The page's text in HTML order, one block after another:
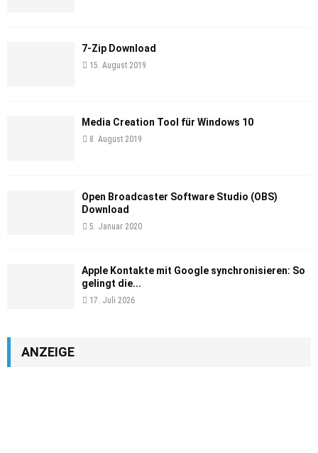
7-Zip Download
15. August 2019
Media Creation Tool für Windows 10
8. August 2019
Open Broadcaster Software Studio (OBS)
Download
5. Januar 2020
Apple Kontakte mit Google synchronisieren: So
gelingt die...
17. Juli 2026
ANZEIGE